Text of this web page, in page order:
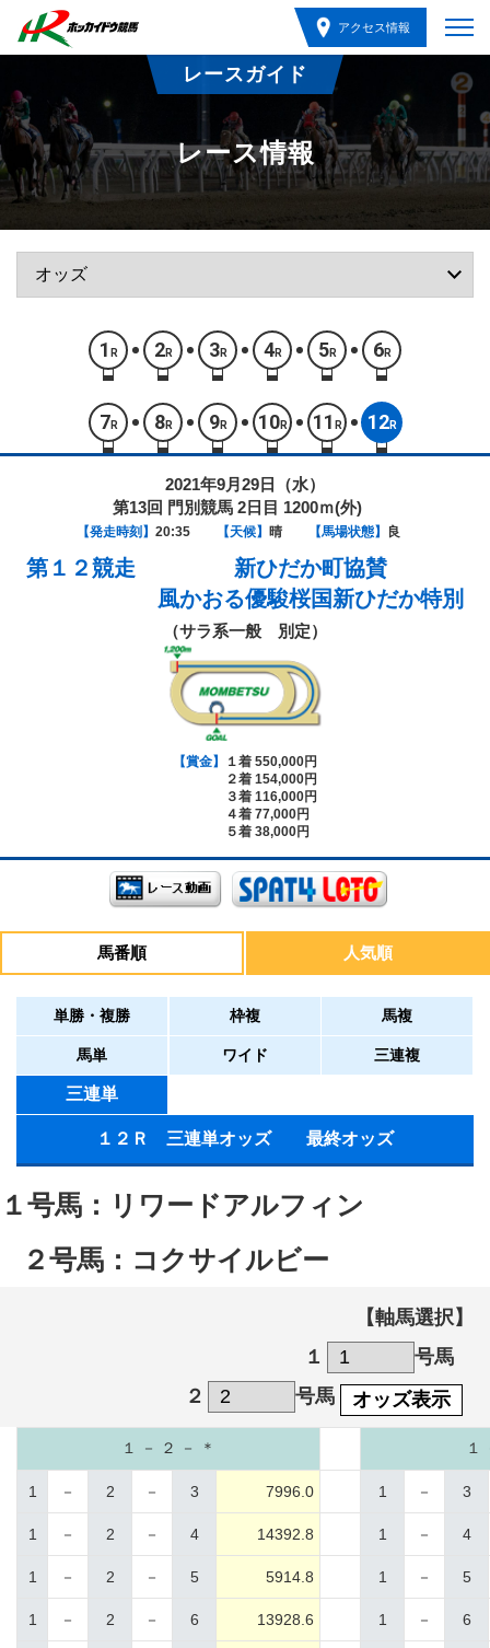
アクセス情報
レースガイド
レース情報
1 R 2R 3R 4R 5R 6R
7 R 8R 9R 10R 11 R 12R
2021年9月29日（水）
第13回 門別競馬 2日目 1200ｍ(外)
【発走時刻】 20:35 【天候】 晴 【馬場状態】 良
第１２競走
新ひだか町協賛
風かおる優駿桜国新ひだか特別
（サラ系一般 別定）
【賞金】
１着 550,000円
２着 154,000円
３着 116,000円
４着 77,000円
５着 38,000円
馬番順 人気順
単勝・複勝 枠複 馬複
馬単 ワイド 三連複
三連単
１２Ｒ 三連単オッズ 最終オッズ
１号馬：リワードアルフィン
２号馬：コクサイルビー
【軸馬選択】
１
号馬
２
号馬 オッズ表示
１ － ２ － ＊ １
1 － 2 － 3 7996.0 1 － 3
1 － 2 － 4 14392.8 1 － 4
1 － 2 － 5 5914.8 1 － 5
1 － 2 － 6 13928.6 1 － 6